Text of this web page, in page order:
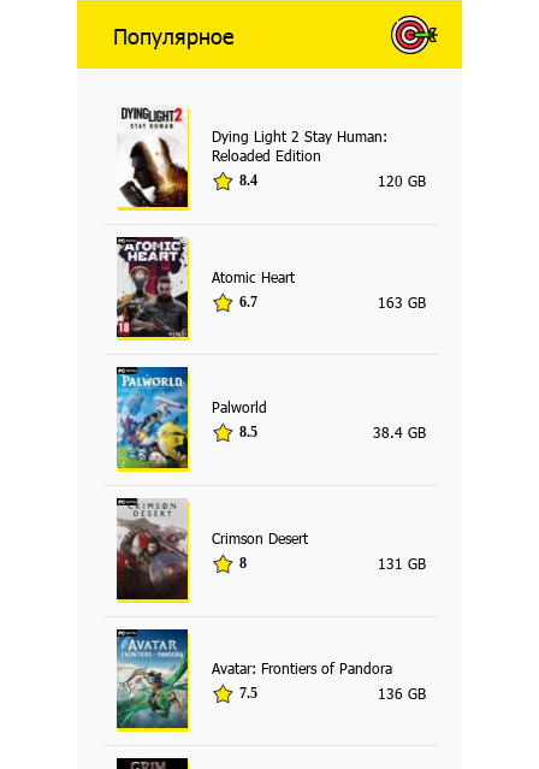
Популярное
Dying Light 2 Stay Human:
Reloaded Edition
8.4 120 GB
Atomic Heart
6.7 163 GB
Palworld
8.5 38.4 GB
Crimson Desert
8 131 GB
Avatar: Frontiers of Pandora
7.5 136 GB